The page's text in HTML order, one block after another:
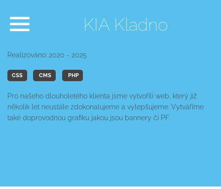
KIA Kladno
Realizováno: 2020 - 2025
CSS CMS PHP
Pro našeho dlouholetého klienta jsme vytvořili web, který již
několik let neustále zdokonalujeme a vylepšujeme. Vytváříme
také doprovodnou grafiku jakou jsou bannery či PF.